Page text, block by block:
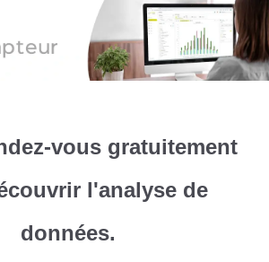
vous gratuitement
l'analyse de
données.